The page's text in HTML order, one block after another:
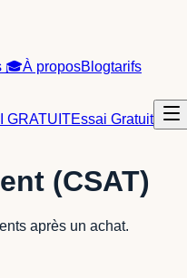
🎓À proposBlogtarifs
GRATUITEssai Gratuit
(CSAT)
après un achat.